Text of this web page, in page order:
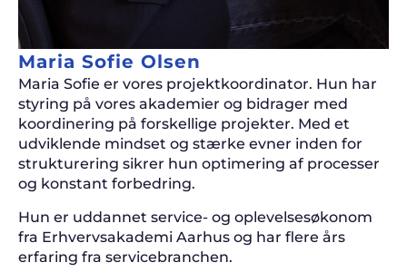
Maria Sofie Olsen
Maria Sofie er vores projektkoordinator. Hun har
styring på vores akademier og bidrager med
koordinering på forskellige projekter. Med et
udviklende mindset og stærke evner inden for
strukturering sikrer hun optimering af processer
og konstant forbedring.
Hun er uddannet service- og oplevelsesøkonom
fra Erhvervsakademi Aarhus og har flere års
erfaring fra servicebranchen.